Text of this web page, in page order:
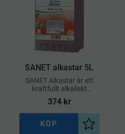
SANET alkastar 5L
SANET Alkastar är ett
kraftfullt alkaliskt
rengöringsmedel
utvecklat för daglig
rengöring i
sanitetsutrymmen
374kr
Lägg till i
KÖP